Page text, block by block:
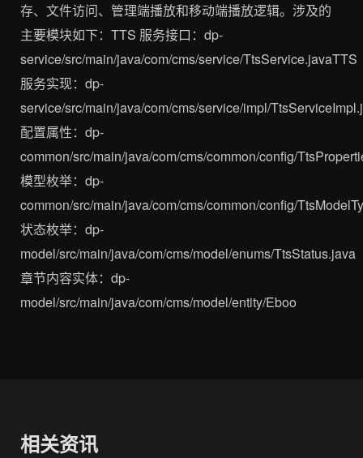
存、文件访问、管理端播放和移动端播放逻辑。涉及的
主要模块如下：TTS 服务接口：dp-
service/src/main/java/com/cms/service/TtsService.javaTTS
服务实现：dp-
service/src/main/java/com/cms/service/impl/
配置属性：dp-
common/src/main/java/com/cms/common/config/
模型枚举：dp-
common/src/main/java/com/cms/common/config/
状态枚举：dp-
model/src/main/java/com/cms/model/enums/TtsStatus.java
章节内容实体：dp-
model/src/main/java/com/cms/model/entity/Eboo
相关资讯